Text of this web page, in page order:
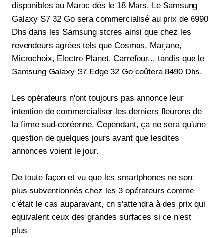
disponibles au Maroc dès le 18 Mars. Le Samsung
Galaxy S7 32 Go sera commercialisé au prix de 6990
Dhs dans les Samsung stores ainsi que chez les
revendeurs agrées tels que Cosmos, Marjane,
Microchoix, Electro Planet, Carrefour... tandis que le
Samsung Galaxy S7 Edge 32 Go coûtera 8490 Dhs.
Les opérateurs n'ont toujours pas annoncé leur
intention de commercialiser les derniers fleurons de
la firme sud-coréenne. Cependant, ça ne sera qu'une
question de quelques jours avant que lesdites
annonces voient le jour.
De toute façon et vu que les smartphones ne sont
plus subventionnés chez les 3 opérateurs comme
c'était le cas auparavant, on s'attendra à des prix qui
équivalent ceux des grandes surfaces si ce n'est
plus.